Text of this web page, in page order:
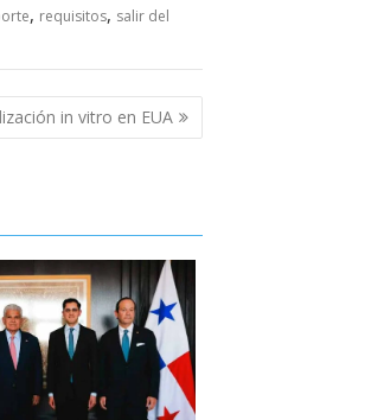
, requisitos, salir del
in vitro en EUA